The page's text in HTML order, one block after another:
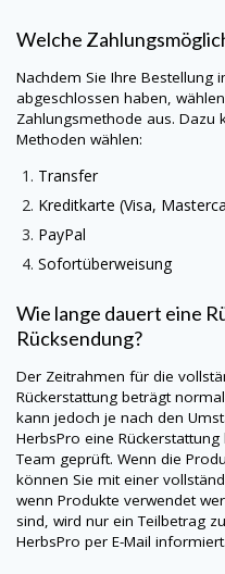
Welche
Nachdem Sie Ihre Bestellung
abgeschlossen haben,
Zahlungsmethode aus. Dazu
Methoden wählen:
Transfer
Kreditkarte (Visa,
PayPal
Sofortüberweisung
Wie lange dauert eine
Rücksendung?
Der Zeitrahmen für die
Rückerstattung beträgt
kann jedoch je nach den
HerbsPro eine
Team geprüft. Wenn die
können Sie mit einer
wenn Produkte verwendet
sind, wird nur ein Teilbetrag
HerbsPro per E-Mail informiert.